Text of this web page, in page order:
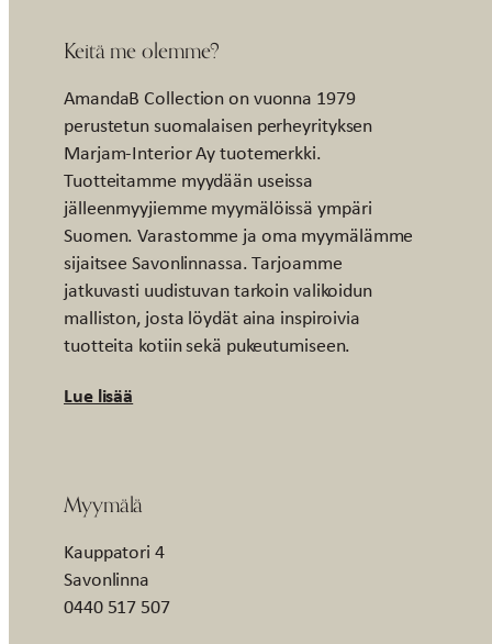
Keitä me olemme?
AmandaB Collection on vuonna 1979
perustetun suomalaisen perheyrityksen
Marjam-Interior Ay tuotemerkki.
Tuotteitamme myydään useissa
jälleenmyyjiemme myymälöissä ympäri
Suomen. Varastomme ja oma myymälämme
sijaitsee Savonlinnassa. Tarjoamme
jatkuvasti uudistuvan tarkoin valikoidun
malliston, josta löydät aina inspiroivia
tuotteita kotiin sekä pukeutumiseen.
Lue lisää
Myymälä
Kauppatori 4
Savonlinna
0440 517 507